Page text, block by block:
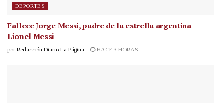
DEPORTES
Fallece Jorge Messi, padre de la estrella argentina
Lionel Messi
por Redacción Diario La Página HACE 3 HORAS